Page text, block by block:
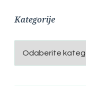
Kategorije
Kategorije